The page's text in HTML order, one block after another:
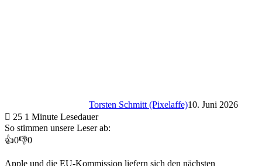
Torsten Schmitt (Pixelaffe)10. Juni 2026
25 1 Minute Lesedauer
So stimmen unsere Leser ab:
👍0👎0
Apple und die EU-Kommission liefern sich den nächsten